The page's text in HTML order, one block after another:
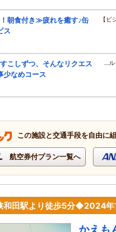
朝食付き≫疲れを癒す♪缶
ス
【ビ
こしずつ、そんなリクエス
少なめコース
…ル
この施設と交通手段を自由に
航空券付プラン一覧へ
和田駅より徒歩5分◆2024年
かえも